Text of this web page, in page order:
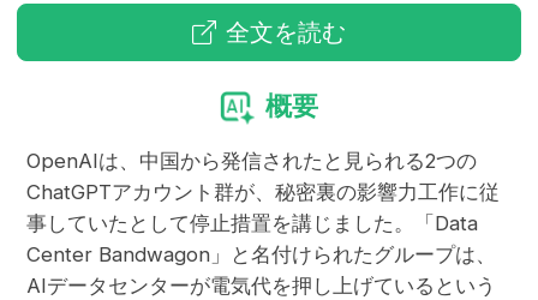
全文を読む
概要
OpenAIは、中国から発信されたと見られる2つの
ChatGPTアカウント群が、秘密裏の影響力工作に従
事していたとして停止措置を講じました。「Data
Center Bandwagon」と名付けられたグループは、
AIデータセンターが電気代を押し上げているという